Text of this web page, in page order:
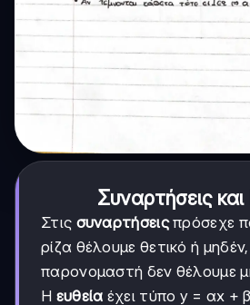
Συναρτήσεις και
Στις συναρτήσειςπρόσεχε
ρίζα θέλουμε θετικό ή
παρονομαστή δεν θέλουμε
Η ευθεία έχει τύπο y = αx +